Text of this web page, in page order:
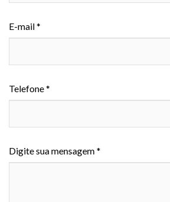
E-mail *
Telefone *
Digite sua mensagem *